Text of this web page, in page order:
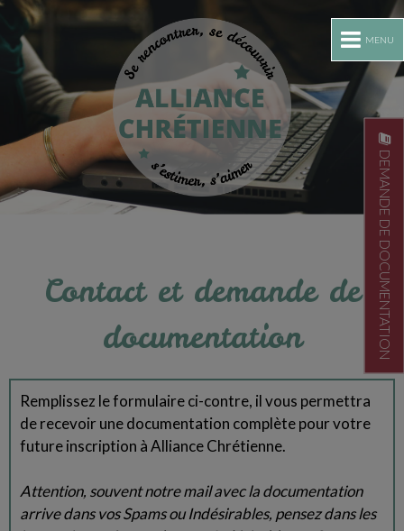
MENU
DEMANDE DE DOCUMENTATION
Contact et demande de
documentation
Remplissez le formulaire ci-contre, il vous permettra
de recevoir une documentation complète pour votre
future inscription à Alliance Chrétienne.
Attention, souvent notre mail avec la documentation
arrive dans vos Spams ou Indésirables, pensez dans les